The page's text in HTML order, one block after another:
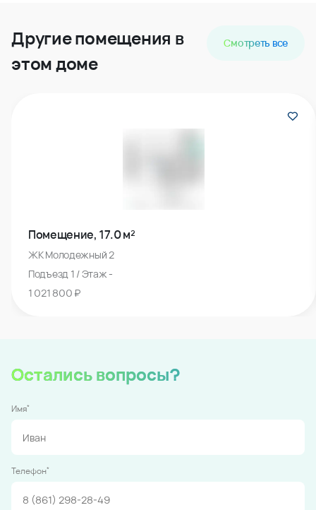
Другие помещения в
этом доме
Смотреть все
Помещение, 17.0 м²
ЖК Молодежный 2
Подъезд 1 / Этаж -
1 021 800 ₽
Остались вопросы?
Имя*
Телефон*